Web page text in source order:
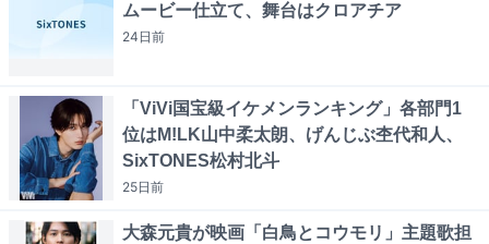
ムービー仕立て、舞台はクロアチア
24日前
「ViVi国宝級イケメンランキング」各部門1
位はM!LK山中柔太朗、げんじぶ杢代和人、
SixTONES松村北斗
25日前
大森元貴が映画「白鳥とコウモリ」主題歌担